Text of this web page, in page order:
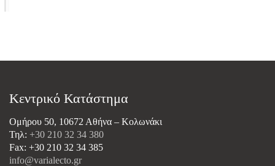
Κεντρικό Κατάστημα
Ομήρου 50, 10672 Αθήνα – Κολωνάκι
Τηλ: +30 210 32 34 380
Fax: +30 210 32 34 385
info@varialecto.gr